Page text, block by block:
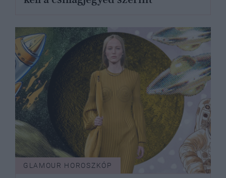
GLAMOUR HOROSZKÓP